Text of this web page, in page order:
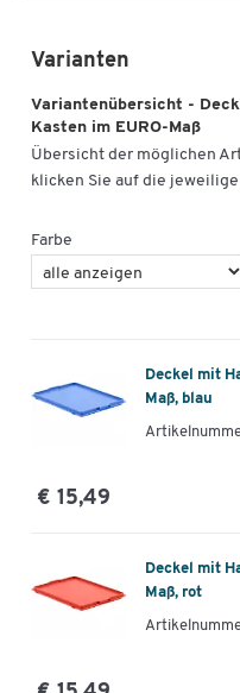
Varianten
Variantenübersicht -
Kasten im EURO-Maß
Übersicht der möglichen
klicken Sie auf die jeweilige
Farbe
Deckel mit
Maß, blau
€ 15,49
Deckel mit
Maß, rot